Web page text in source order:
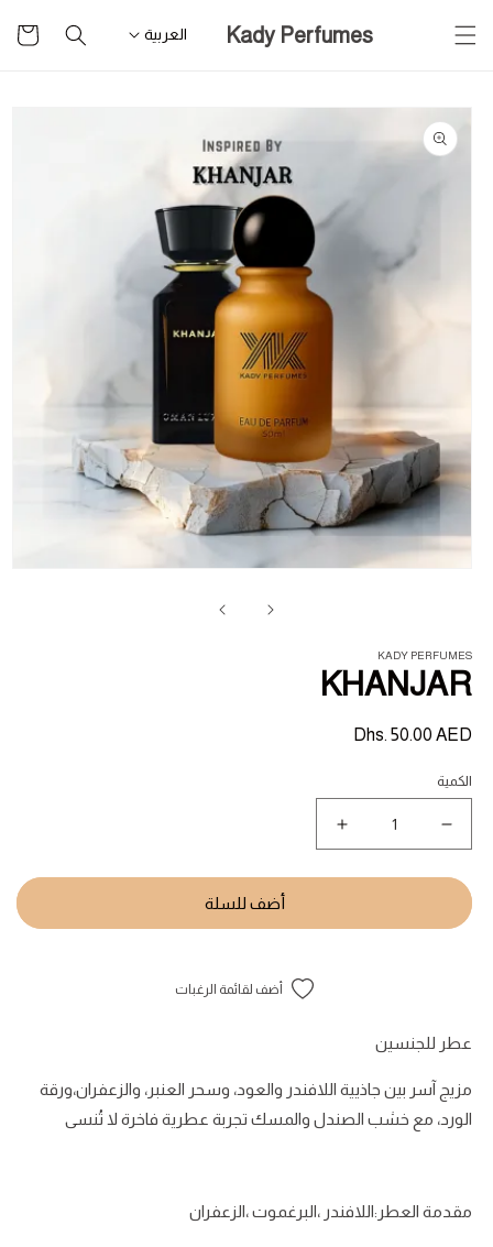
للمحتوى
Kady Perfumes العربية
التسوق
تخطى
لمعلومات
المنتج
KADY PERFUMES
KHANJAR
السعر
Dhs. 50.00 AED
الكمية
كمية
KHANJAR
زيادة
كمية
KHANJAR
أضف للسلة
أضف لقائمة الرغبات
عطر للجنسين
مزيج آسر بين جاذيية اللافندر والعود، وسحر العنبر، والزعفران،ورقة
الورد، مع خشب الصندل والمسك تجربة عطرية فاخرة لا تُنسى
مقدمة العطر:اللافندر ،البرغموت ،الزعفران